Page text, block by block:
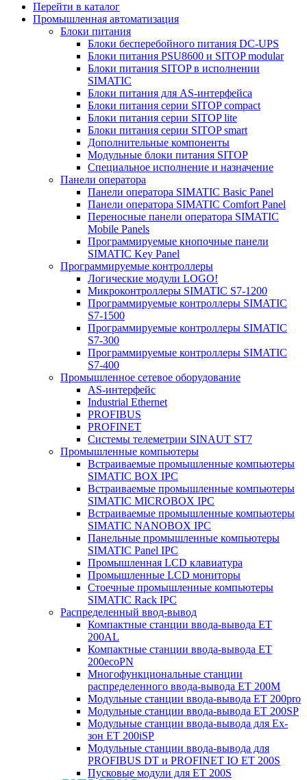
Перейти в каталог
Промышленная автоматизация
Блоки питания
Блоки бесперебойного питания DC-UPS
Блоки питания PSU8600 и SITOP modular
Блоки питания SITOP в исполнении
SIMATIC
Блоки питания для AS-интерфейса
Блоки питания серии SITOP compact
Блоки питания серии SITOP lite
Блоки питания серии SITOP smart
Дополнительные компоненты
Модульные блоки питания SITOP
Специальное исполнение и назначение
Панели оператора
Панели оператора SIMATIC Basic Panel
Панели оператора SIMATIC Comfort Panel
Переносные панели оператора SIMATIC
Mobile Panels
Программируемые кнопочные панели
SIMATIC Key Panel
Программируемые контроллеры
Логические модули LOGO!
Микроконтроллеры SIMATIC S7-1200
Программируемые контроллеры SIMATIC
S7-1500
Программируемые контроллеры SIMATIC
S7-300
Программируемые контроллеры SIMATIC
S7-400
Промышленное сетевое оборудование
AS-интерфейс
Industrial Ethernet
PROFIBUS
PROFINET
Системы телеметрии SINAUT ST7
Промышленные компьютеры
Встраиваемые промышленные компьютеры
SIMATIC BOX IPC
Встраиваемые промышленные компьютеры
SIMATIC MICROBOX IPC
Встраиваемые промышленные компьютеры
SIMATIC NANOBOX IPC
Панельные промышленные компьютеры
SIMATIC Panel IPC
Промышленная LCD клавиатура
Промышленные LCD мониторы
Стоечные промышленные компьютеры
SIMATIC Rack IPC
Распределенный ввод-вывод
Компактные станции ввода-вывода ET
200AL
Компактные станции ввода-вывода ET
200ecoPN
Многофункциональные станции
распределенного ввода-вывода ET 200M
Модульные станции ввода-вывода ET 200pro
Модульные станции ввода-вывода ET 200SP
Модульные станции ввода-вывода для Ex-
зон ET 200iSP
Модульные станции ввода-вывода для
PROFIBUS DT и PROFINET IO ET 200S
Пусковые модули для ET 200S